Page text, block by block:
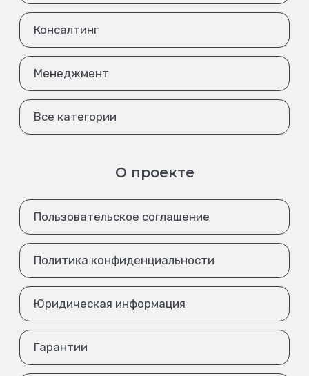
Консалтинг
Менеджмент
Все категории
О проекте
Пользовательское соглашение
Политика конфиденциальности
Юридическая информация
Гарантии